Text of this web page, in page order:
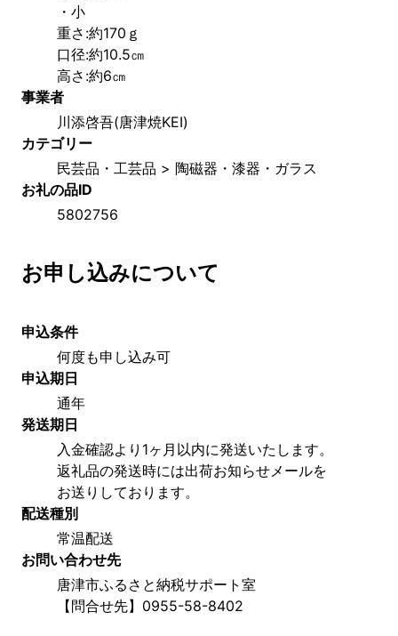
・小
重さ:約170ｇ
口径:約10.5㎝
高さ:約6㎝
事業者
川添啓吾(唐津焼KEI)
カテゴリー
民芸品・工芸品 > 陶磁器・漆器・ガラス
お礼の品ID
5802756
お申し込みについて
申込条件
何度も申し込み可
申込期日
通年
発送期日
入金確認より1ヶ月以内に発送いたします。
返礼品の発送時には出荷お知らせメールを
お送りしております。
配送種別
常温配送
お問い合わせ先
唐津市ふるさと納税サポート室
【問合せ先】0955-58-8402